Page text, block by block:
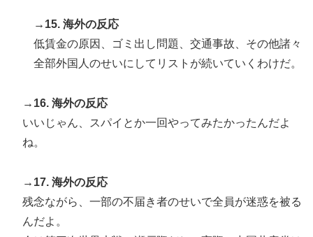
→15. 海外の反応
低賃金の原因、ゴミ出し問題、交通事故、その他諸々
全部外国人のせいにしてリストが続いていくわけだ。
→16. 海外の反応
いいじゃん、スパイとか一回やってみたかったんだよ
ね。
→17. 海外の反応
残念ながら、一部の不届き者のせいで全員が迷惑を被る
んだよ。